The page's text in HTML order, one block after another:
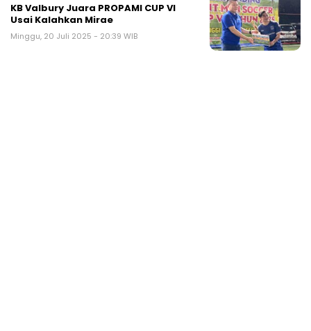
KB Valbury Juara PROPAMI CUP VI
Usai Kalahkan Mirae
Minggu, 20 Juli 2025 - 20:39 WIB